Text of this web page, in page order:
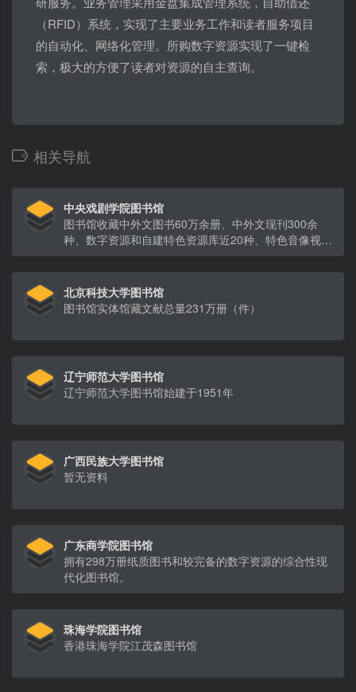
（RFID）系统，实现了主要业务工作和读者服务项目
的自动化、网络化管理。所购数字资源实现了一键检
索，极大的方便了读者对资源的自主查询。
相关导航
中央戏剧学院图书馆
图书馆收藏中外文图书60万余册、中外文现刊300余
种、数字资源和自建特色资源库近20种、特色音像视频
资源1万余种、民国时期唱片5000余张、线装古籍及民
国时期图书6万余册、舞台剧照及演出说明书20万余
份。
北京科技大学图书馆
图书馆实体馆藏文献总量231万册（件）
辽宁师范大学图书馆
辽宁师范大学图书馆始建于1951年
广西民族大学图书馆
暂无资料
广东商学院图书馆
拥有298万册纸质图书和较完备的数字资源的综合性现
代化图书馆。
珠海学院图书馆
香港珠海学院江茂森图书馆